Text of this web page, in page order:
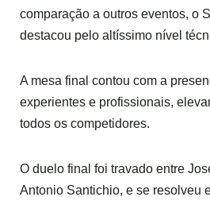
comparação a outros eventos, o
destacou pelo altíssimo nível
A mesa final contou com a
experientes e profissionais,
todos os competidores.
O duelo final foi travado entre
Antonio Santichio, e se resolveu